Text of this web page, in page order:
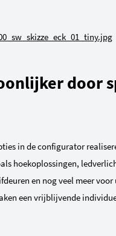
door
in de configurator
hoekoplossingen,
en nog veel meer voor
een vrijblijvende